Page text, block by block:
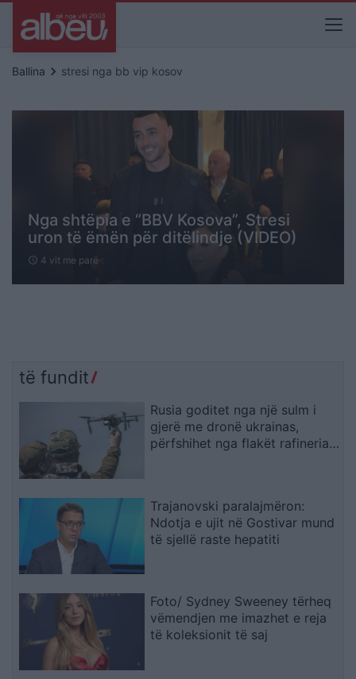
Ballina keyboard_arrow_right stresi nga bb vip kosov
Nga shtëpia e “BBV Kosova”, Stresi
uron të ëmën për ditëlindje (VIDEO)
schedule 4 vit me parë
të fundit
Rusia goditet nga një sulm i
gjerë me dronë ukrainas,
përfshihet nga flakët rafineria
Trajanovski paralajmëron:
Ndotja e ujit në Gostivar mund
të sjellë raste hepatiti
Foto/ Sydney Sweeney tërheq
vëmendjen me imazhet e reja
të koleksionit të saj